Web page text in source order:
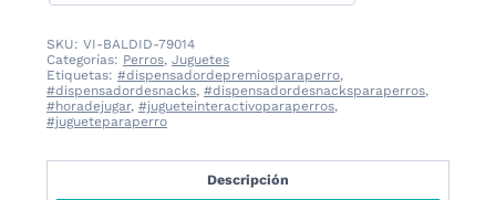
SKU: VI-BALDID-79014
Categorías: Perros, Juguetes
Etiquetas: #dispensadordepremiosparaperro,
#dispensadordesnacks, #dispensadordesnacksparaperros,
#horadejugar, #jugueteinteractivoparaperros,
#jugueteparaperro
Descripción